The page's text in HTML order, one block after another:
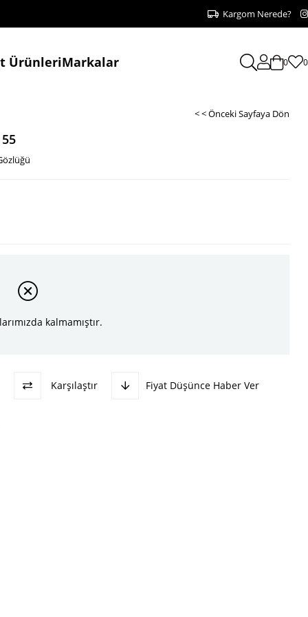
Kargom Nerede?
ÜrünleriMarkalar 0 0
< < Önceki Sayfaya Dön
kalmamıştır.
Karşılaştır Fiyat Düşünce Haber Ver